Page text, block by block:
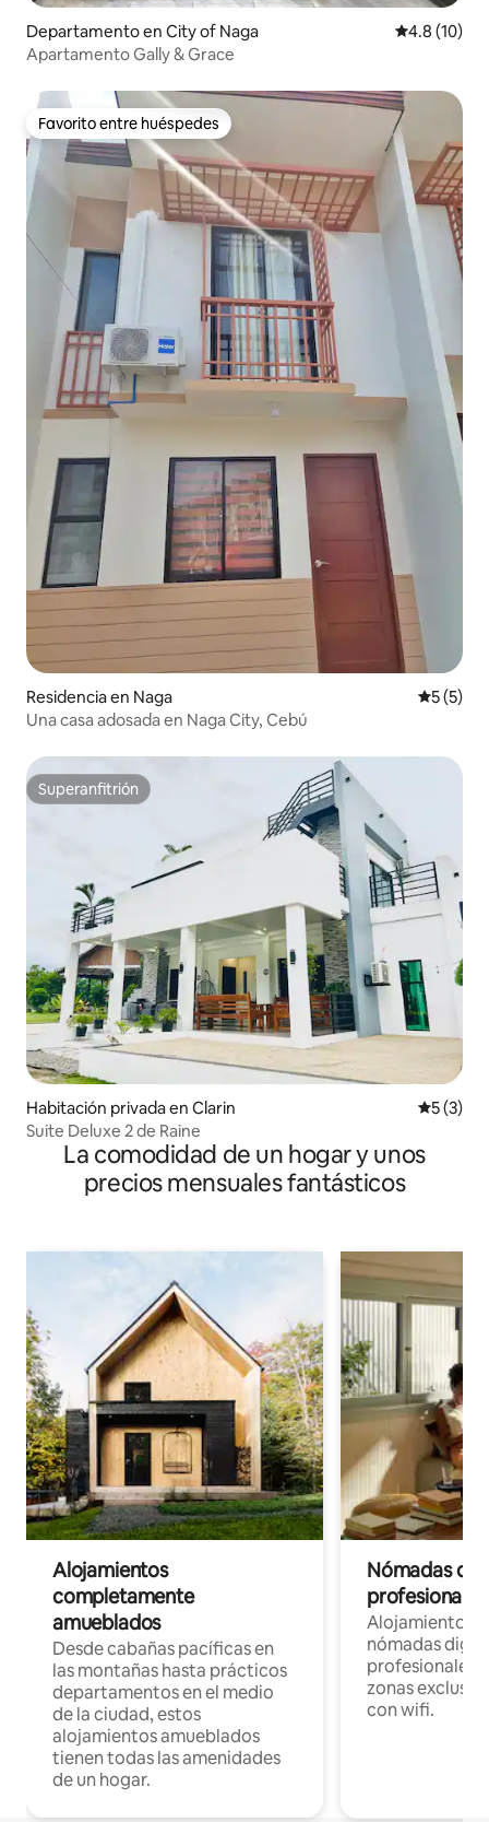
Departamento en City of Naga Calificación
4.8 (10)
Apartamento Gally & Grace
Favorito entre huéspedes
Favorito entre huéspedes
Residencia en Naga
5 (5)
Una casa adosada en Naga City, Cebú
Superanfitrión
Superanfitrión
Habitación privada en Clarin
5 (3)
Suite Deluxe 2 de Raine
La comodidad de un hogar y unos
precios mensuales fantásticos
Alojamientos
completamente
amueblados
Desde cabañas pacíficas en
las montañas hasta prácticos
departamentos en el medio
de la ciudad, estos
alojamientos amueblados
tienen todas las amenidades
de un hogar.
Nómadas
Alojamientos
nómadas
profesionales
zonas
con wifi.